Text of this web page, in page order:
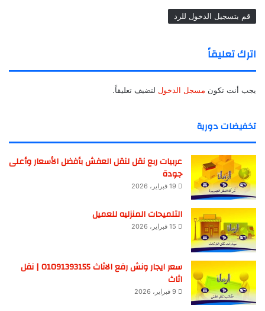
قم بتسجيل الدخول للرد
اترك تعليقاً
يجب أنت تكون مسجل الدخول لتضيف تعليقاً.
تخفيضات دورية
عربيات ربع نقل لنقل العفش بأفضل الأسعار وأعلى
جودة
19 فبراير، 2026
التلميحات المنزليه للعميل
15 فبراير، 2026
سعر ايجار ونش رفع الاثاث 01091393155 | نقل
اثاث
9 فبراير، 2026